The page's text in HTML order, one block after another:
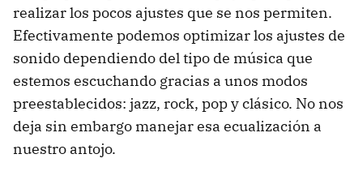
realizar los pocos ajustes que se nos permiten.
Efectivamente podemos optimizar los ajustes de
sonido dependiendo del tipo de música que
estemos escuchando gracias a unos modos
preestablecidos: jazz, rock, pop y clásico. No nos
deja sin embargo manejar esa ecualización a
nuestro antojo.